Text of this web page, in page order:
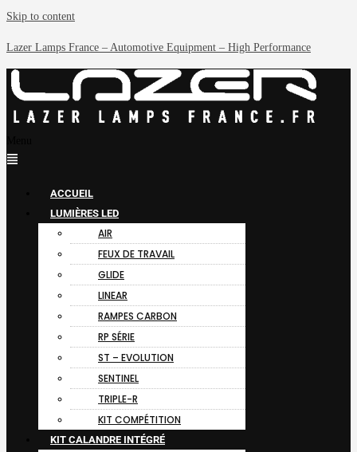
Skip to content
Lazer Lamps France – Automotive Equipment – High Performance
ACCUEIL
LUMIÈRES LED
AIR
FEUX DE TRAVAIL
GLIDE
LINEAR
RAMPES CARBON
RP SÉRIE
ST – EVOLUTION
SENTINEL
TRIPLE-R
KIT COMPÉTITION
KIT CALANDRE INTÉGRÉ